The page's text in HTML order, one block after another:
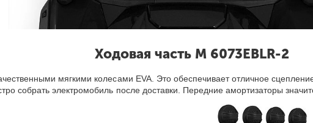
Ходовая часть M 6073EBLR-2
мягкими колесами EVA. Это обеспечивает отличное
собрать электромобиль после доставки. Передние амортизаторы